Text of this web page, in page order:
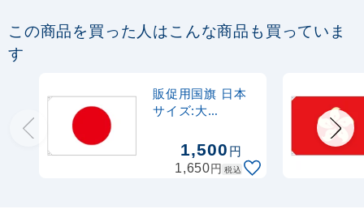
この商品を買った人はこんな商品も買っていま
す
販促用国旗 日本
サイズ:大
1,500円
1,650円 税込